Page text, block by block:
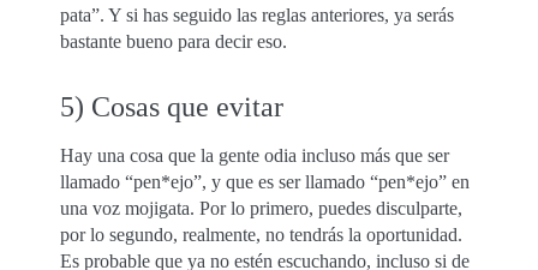
pata”. Y si has seguido las reglas anteriores, ya serás
bastante bueno para decir eso.
5) Cosas que evitar
Hay una cosa que la gente odia incluso más que ser
llamado “pen*ejo”, y que es ser llamado “pen*ejo” en
una voz mojigata. Por lo primero, puedes disculparte,
por lo segundo, realmente, no tendrás la oportunidad.
Es probable que ya no estén escuchando, incluso si de